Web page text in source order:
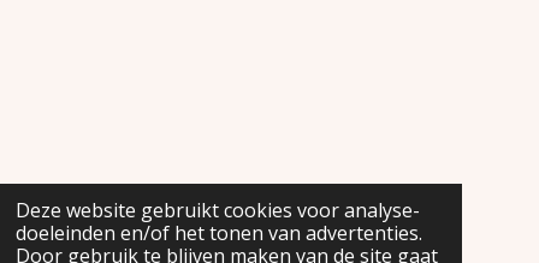
Deze website gebruikt cookies voor analyse-
doeleinden en/of het tonen van advertenties.
Door gebruik te blijven maken van de site gaat